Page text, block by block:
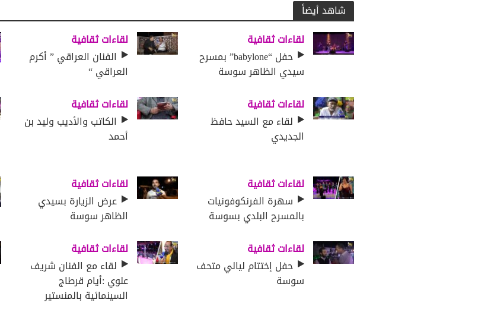
شاهد أيضاً
لقاءات ثقافية
حفل “babylone” بمسرح
سيدي الظاهر سوسة
لقاءات ثقافية
الفنان العراقي ” أكرم
العراقي “
لقاءات ثقافية
لقاء مع السيد حافظ
الجديدي
لقاءات ثقافية
الكاتب والأديب وليد بن
أحمد
لقاءات ثقافية
سهرة الفرنكوفونيات
بالمسرح البلدي بسوسة
لقاءات ثقافية
عرض الزيارة بسيدي
الظاهر سوسة
لقاءات ثقافية
حفل إختتام ليالي متحف
سوسة
لقاءات ثقافية
لقاء مع الفنان شريف
علوي :أيام قرطاج
السينمائية بالمنستير